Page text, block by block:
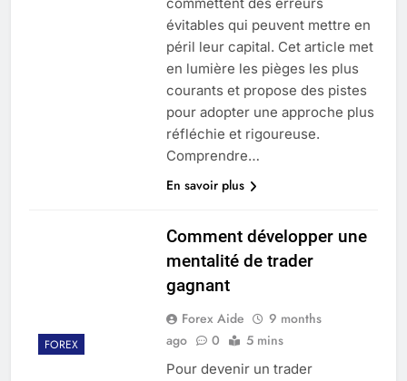
évitables qui peuvent mettre en
péril leur capital. Cet article met
en lumière les pièges les plus
courants et propose des pistes
pour adopter une approche plus
réfléchie et rigoureuse.
Comprendre…
En savoir plus
FOREX
Comment développer une
mentalité de trader
gagnant
Forex Aide
9 months
ago
0 5 mins
Pour devenir un trader